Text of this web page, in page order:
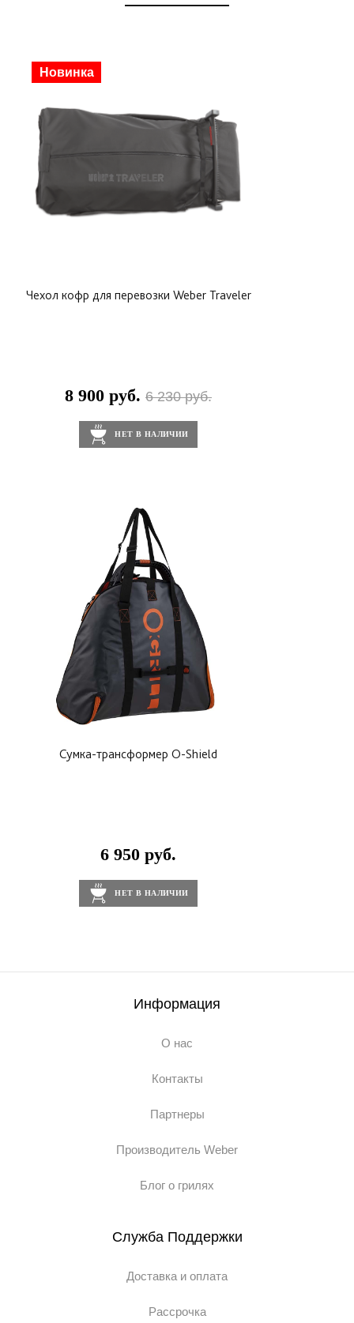
Скидка
Новинка
Чехол кофр для перевозки Weber Traveler
8 900 руб. 6 230 руб.
НЕТ В НАЛИЧИИ
Сумка-трансформер O-Shield
6 950 руб.
НЕТ В НАЛИЧИИ
Информация
О нас
Контакты
Партнеры
Производитель Weber
Блог о грилях
Служба Поддержки
Доставка и оплата
Рассрочка